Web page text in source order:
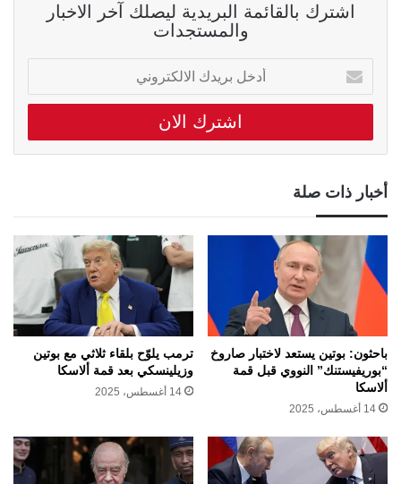
اشترك بالقائمة البريدية ليصلك آخر الاخبار
والمستجدات
أدخل
بريدك
الالكتروني
أخبار ذات صلة
باحثون: بوتين يستعد لاختبار صاروخ
“بوريفيستنك” النووي قبل قمة
ألاسكا
14 أغسطس، 2025
ترمب يلوّح بلقاء ثلاثي مع بوتين
وزيلينسكي بعد قمة ألاسكا
14 أغسطس، 2025